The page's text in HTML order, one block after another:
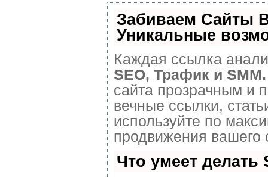
Забиваем Сайты
Уникальные
Каждая ссылка
SEO, Трафик и SMM.
сайта прозрачным и
вечные ссылки,
используйте по
продвижения вашего
Что умеет делать